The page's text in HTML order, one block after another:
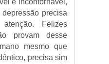
e incontornável,
precisa
Felizes
provam desse
mesmo que
precisa sim